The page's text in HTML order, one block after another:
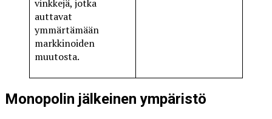
vinkkejä, jotka
auttavat
ymmärtämään
markkinoiden
muutosta.
Monopolin jälkeinen ympäristö